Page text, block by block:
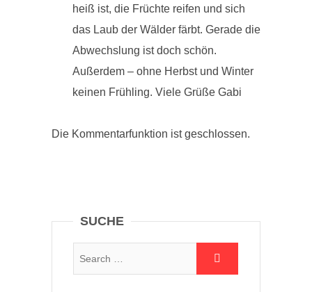
heiß ist, die Früchte reifen und sich
das Laub der Wälder färbt. Gerade die
Abwechslung ist doch schön.
Außerdem – ohne Herbst und Winter
keinen Frühling. Viele Grüße Gabi
Die Kommentarfunktion ist geschlossen.
SUCHE